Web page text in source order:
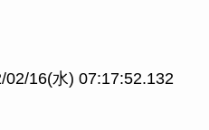
02/16(水) 07:17:52.132